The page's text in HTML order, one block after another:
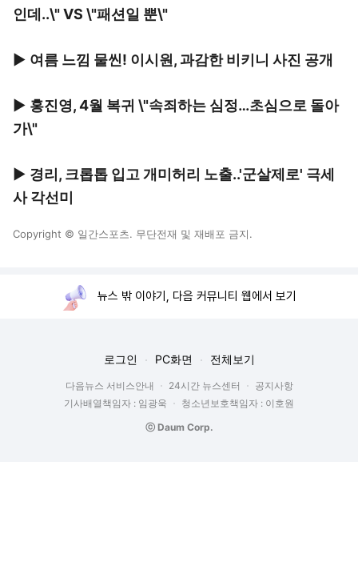
인데..\" VS \"패션일 뿐\"
▶ 여름 느낌 물씬! 이시원, 과감한 비키니 사진 공개
▶ 홍진영, 4월 복귀 \"속죄하는 심정…초심으로 돌아
가\"
▶ 경리, 크롭톱 입고 개미허리 노출..'군살제로' 극세
사 각선미
Copyright © 일간스포츠. 무단전재 및 재배포 금지.
뉴스 밖 이야기, 다음 커뮤니티 웹에서 보기
로그인 PC화면 전체보기
다음뉴스 서비스안내 24시간 뉴스센터
공지사항
기사배열책임자 : 임광욱
청소년보호책임자 : 이호원
ⓒ Daum Corp.